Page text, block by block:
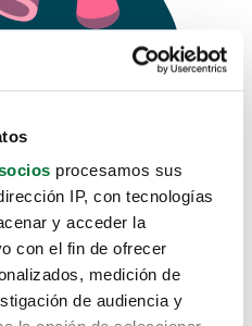
procesamos sus
IP, con tecnologías
y acceder la
con el fin de ofrecer
medición de
de audiencia y
como
hasta aquí.